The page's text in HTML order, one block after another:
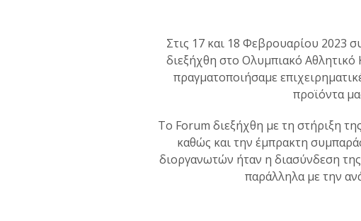
Στις 17 και 18 Φεβρουαρίου 2023
διεξήχθη στο Ολυμπιακό
πραγματοποιήσαμε
προϊόντα
Το Forum διεξήχθη με τη στήριξη
καθώς και την έμπρακτη
διοργανωτών ήταν η διασύνδεση
παράλληλα με την